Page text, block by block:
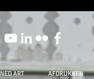
ART AFDRUKKEN